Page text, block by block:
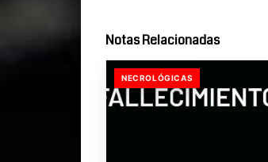
Notas Relacionadas
NECROLÓGICAS